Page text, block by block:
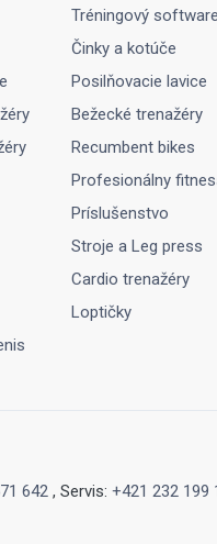
Tréningový software
Činky a kotúče
Posilňovacie lavice
Bežecké trenažéry
Recumbent bikes
Profesionálny
Príslušenstvo
Stroje a Leg press
Cardio trenažéry
Loptičky
642 , Servis: +421 232 199